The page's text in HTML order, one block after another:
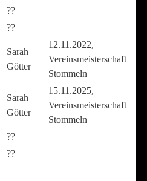
??
??
Sarah
Götter
12.11.2022,
Vereinsmeisterschaft
Stommeln
Sarah
Götter
15.11.2025,
Vereinsmeisterschaft
Stommeln
??
??